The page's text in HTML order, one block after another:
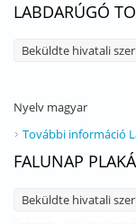
LABDARÚGÓ
Beküldte hivatali
Nyelv magyar
További információ
FALUNAP
Beküldte hivatali